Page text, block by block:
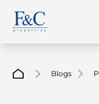
Blogs